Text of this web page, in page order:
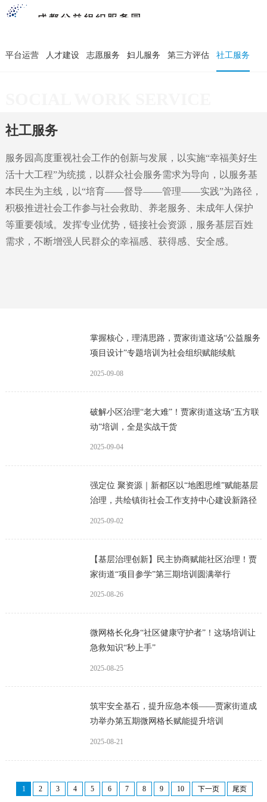
平台运营 人才建设 志愿服务 妇儿服务 第三方评估 社工服务
社工服务
服务园高度重视社会工作的创新与发展，以实施“幸福美好生
活十大工程”为统揽，以群众社会服务需求为导向，以服务基
本民生为主线，以“培育——督导——管理——实践”为路径，
积极推进社会工作参与社会救助、养老服务、未成年人保护
等重要领域。发挥专业优势，链接社会资源，服务基层百姓
需求，不断增强人民群众的幸福感、获得感、安全感。
掌握核心，理清思路，贾家街道这场“公益服务
项目设计”专题培训为社会组织赋能续航
2025-09-08
破解小区治理“老大难”！贾家街道这场“五方联
动”培训，全是实战干货
2025-09-04
强定位 聚资源｜新都区以“地图思维”赋能基层
治理，共绘镇街社会工作支持中心建设新路径
2025-09-02
【基层治理创新】民主协商赋能社区治理！贾
家街道“项目参学”第三期培训圆满举行
2025-08-26
微网格长化身“社区健康守护者”！这场培训让
急救知识“秒上手”
2025-08-25
筑牢安全基石，提升应急本领——贾家街道成
功举办第五期微网格长赋能提升培训
2025-08-21
1 2 3 4 5 6 7 8 9 10 下一页 尾页